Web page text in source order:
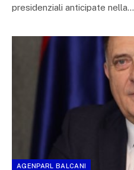
presidenziali anticipate nella…
AGENPARL BALCANI